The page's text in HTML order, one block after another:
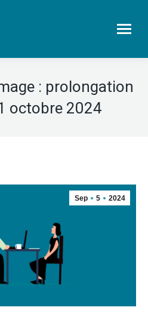
: prolongation
octobre 2024
Sep 5 2024